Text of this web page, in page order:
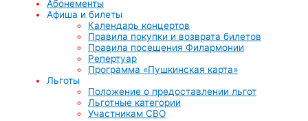
Абонементы
Афиша и билеты
Календарь концертов
Правила покупки и возврата билетов
Правила посещения Филармонии
Репертуар
Программа «Пушкинская карта»
Льготы
Положение о предоставлении льгот
Льготные категории
Участникам СВО